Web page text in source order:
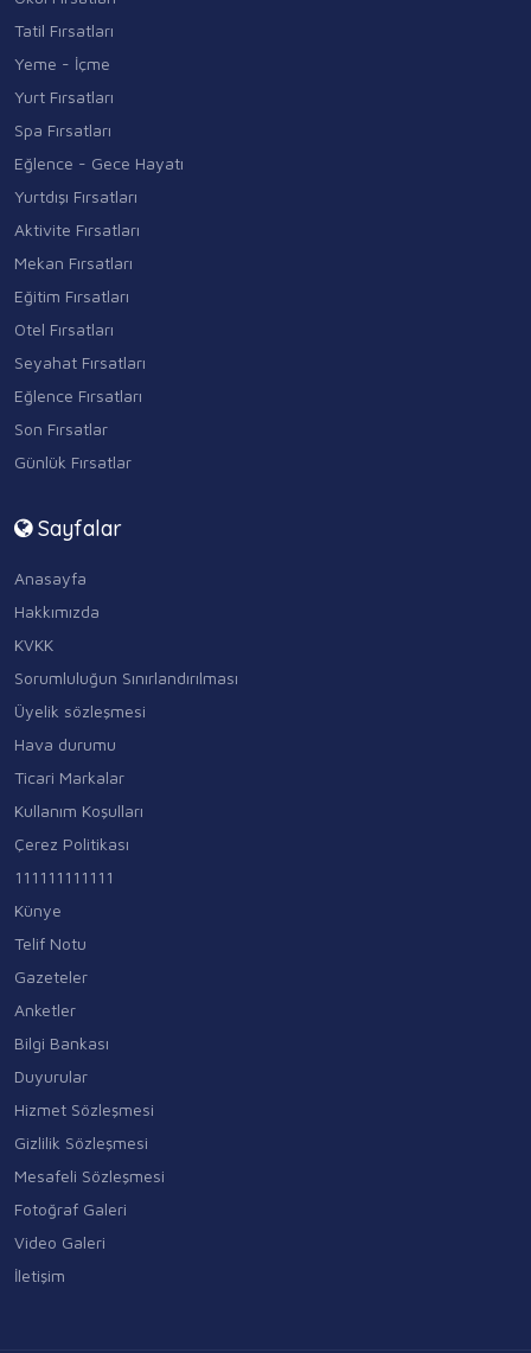
Tatil Fırsatları
Yeme - İçme
Yurt Fırsatları
Spa Fırsatları
Eğlence - Gece Hayatı
Yurtdışı Fırsatları
Aktivite Fırsatları
Mekan Fırsatları
Eğitim Fırsatları
Otel Fırsatları
Seyahat Fırsatları
Eğlence Fırsatları
Son Fırsatlar
Günlük Fırsatlar
Sayfalar
Anasayfa
Hakkımızda
KVKK
Sorumluluğun Sınırlandırılması
Üyelik sözleşmesi
Hava durumu
Ticari Markalar
Kullanım Koşulları
Çerez Politikası
111111111111
Künye
Telif Notu
Gazeteler
Anketler
Bilgi Bankası
Duyurular
Hizmet Sözleşmesi
Gizlilik Sözleşmesi
Mesafeli Sözleşmesi
Fotoğraf Galeri
Video Galeri
İletişim